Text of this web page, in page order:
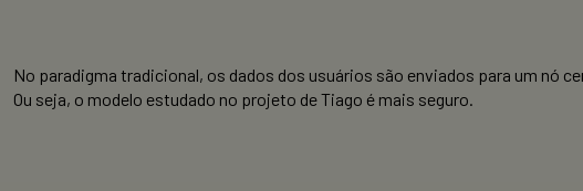
No paradigma tradicional, os dados dos usuários são enviados para um nó
Ou seja, o modelo estudado no projeto de Tiago é mais seguro.